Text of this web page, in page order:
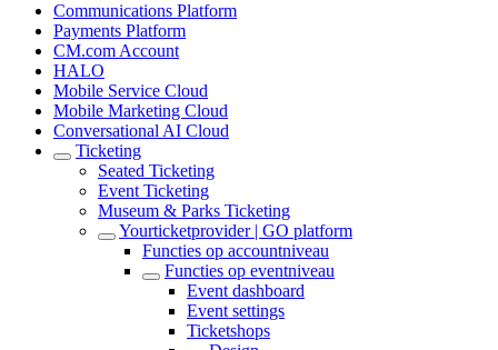
Communications Platform
Payments Platform
CM.com Account
HALO
Mobile Service Cloud
Mobile Marketing Cloud
Conversational AI Cloud
Ticketing
Seated Ticketing
Event Ticketing
Museum & Parks Ticketing
Yourticketprovider | GO platform
Functies op accountniveau
Functies op eventniveau
Event dashboard
Event settings
Ticketshops